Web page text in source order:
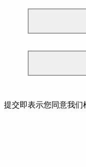
提交即表示您同意我们